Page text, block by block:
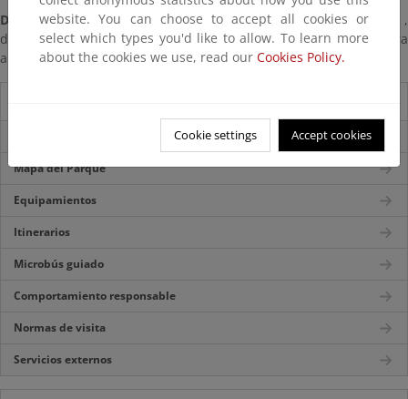
Desde Almería al P.N. por la Alpujarra:A-92 dirección Granada ,
desvío en Benahadux por la A-348 , que recorre la Alpujarra
almeriense.
Mapa del Parque
Equipamientos
Itinerarios
Microbús guiado
Comportamiento responsable
Normas de visita
Servicios externos
website. You can choose to accept all cookies or
select which types you'd like to allow. To learn more
about the cookies we use, read our Cookies Policy.
Cookie settings Accept cookies